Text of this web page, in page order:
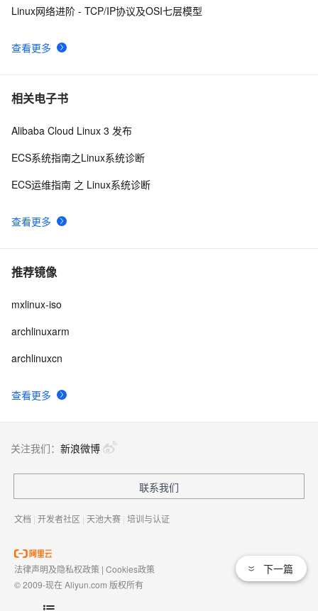
查看更多
Linux网络进阶 - TCP/IP协议及OSI七层模型
相关电子书
查看更多
Alibaba Cloud Linux 3 发布
ECS系统指南之Linux系统诊断
ECS运维指南 之 Linux系统诊断
推荐镜像
查看更多
mxlinux-iso
archlinuxarm
archlinuxcn
下一篇
关注我们： 新浪微博
联系我们
文档 | 开发者社区 | 天池大赛 | 培训与认证
法律声明及隐私权政策 | Cookies政策
© 2009-现在 Aliyun.com 版权所有